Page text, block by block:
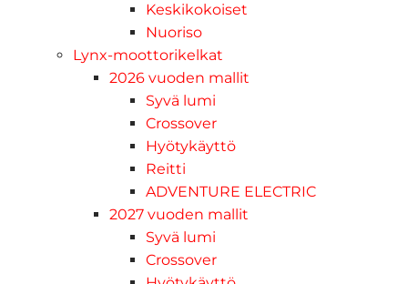
Keskikokoiset
Nuoriso
Lynx-moottorikelkat
2026 vuoden mallit
Syvä lumi
Crossover
Hyötykäyttö
Reitti
ADVENTURE ELECTRIC
2027 vuoden mallit
Syvä lumi
Crossover